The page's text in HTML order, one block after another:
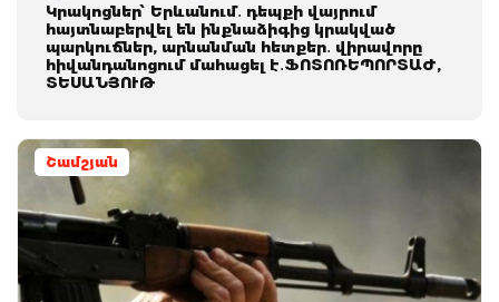
Կրակոցներ՝ Երևանում․ դեպքի վայրում
հայտնաբերվել են ինքնաձիգից կրակված
պարկուճներ, արնանման հետքեր․ վիրավորը
հիվանդանոցում մահացել է․ՖՈՏՈՌԵՊՈՐՏԱԺ,
ՏԵՍԱՆՅՈՒԹ
Շամշյան